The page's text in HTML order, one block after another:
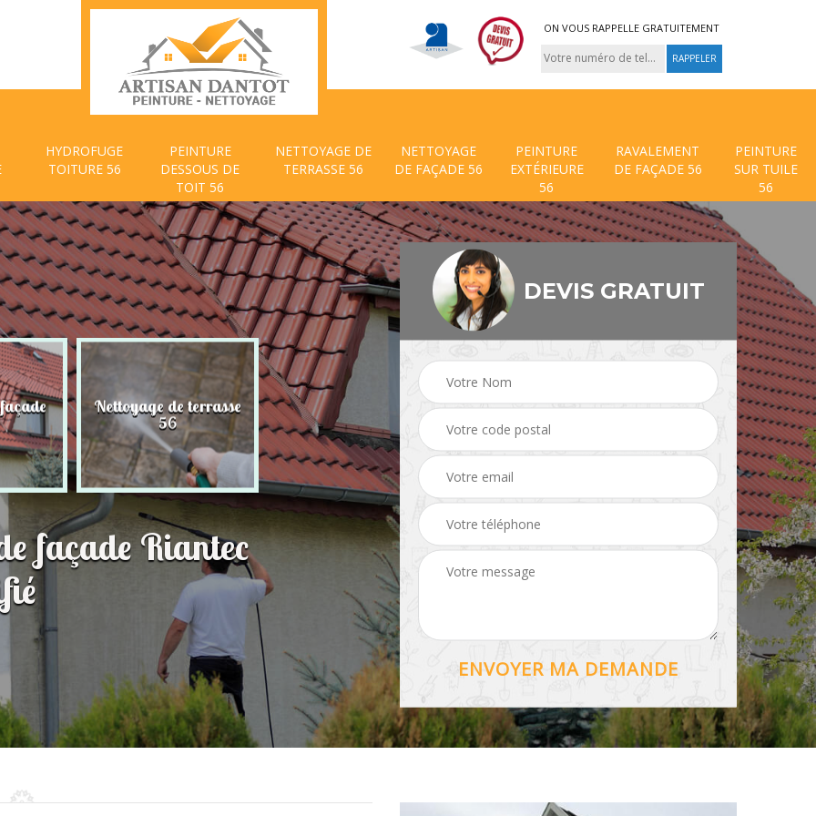
ON VOUS RAPPELLE GRATUITEMENT
HYDROFUGE
TOITURE 56
PEINTURE
DESSOUS DE
TOIT 56
NETTOYAGE DE
TERRASSE 56
NETTOYAGE
DE FAÇADE 56
PEINTURE
EXTÉRIEURE
56
RAVALEMENT
DE FAÇADE 56
PEINTURE
SUR TUILE
56
Nettoyage de terrasse
56
Peinture dessous de
toit 56 Hydrofuge toiture 56 Traitement anti
56
façade Riantec
DEVIS GRATUIT